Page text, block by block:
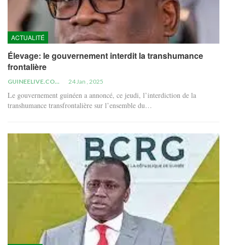
ACTUALITÉ
Élevage: le gouvernement interdit la transhumance
frontalière
GUINEELIVE.COM 24 Jan , 2025
Le gouvernement guinéen a annoncé, ce jeudi, l’interdiction de la
transhumance transfrontalière sur l’ensemble du…